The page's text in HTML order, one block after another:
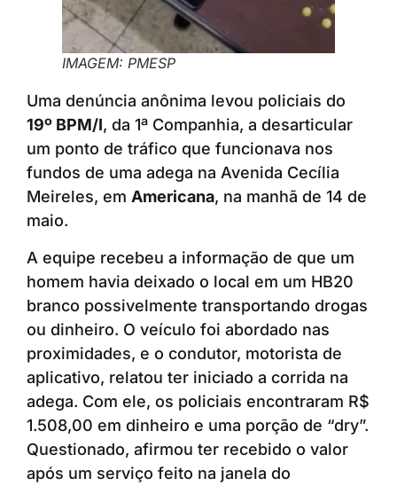
IMAGEM: PMESP
Uma denúncia anônima levou policiais do
19º BPM/I, da 1ª Companhia, a desarticular
um ponto de tráfico que funcionava nos
fundos de uma adega na Avenida Cecília
Meireles, em Americana, na manhã de 14 de
maio.
A equipe recebeu a informação de que um
homem havia deixado o local em um HB20
branco possivelmente transportando drogas
ou dinheiro. O veículo foi abordado nas
proximidades, e o condutor, motorista de
aplicativo, relatou ter iniciado a corrida na
adega. Com ele, os policiais encontraram R$
1.508,00 em dinheiro e uma porção de “dry”.
Questionado, afirmou ter recebido o valor
após um serviço feito na janela do